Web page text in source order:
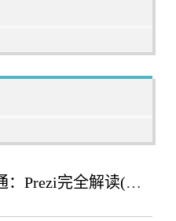
从入门到精通：Prezi完全解读(全彩)